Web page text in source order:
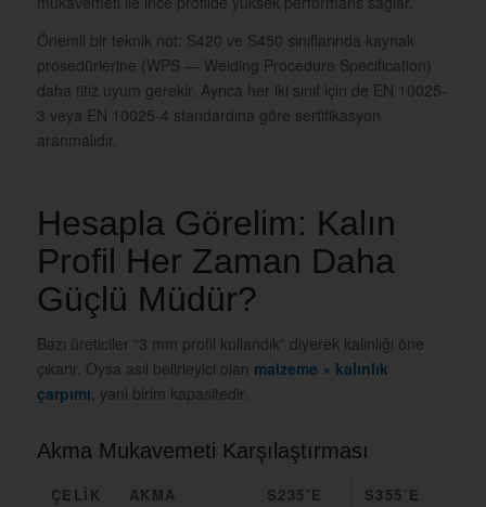
Önemli bir teknik not: S420 ve S450 sınıflarında kaynak
prosedürlerine (WPS — Welding Procedure Specification)
daha titiz uyum gerekir. Ayrıca her iki sınıf için de EN 10025-
3 veya EN 10025-4 standardına göre sertifikasyon
aranmalıdır.
Hesapla Görelim: Kalın
Profil Her Zaman Daha
Güçlü Müdür?
Bazı üreticiler “3 mm profil kullandık” diyerek kalınlığı öne
çıkarır. Oysa asıl belirleyici olan malzeme × kalınlık
çarpımı , yani birim kapasitedir.
Akma Mukavemeti Karşılaştırması
ÇELIK
AKMA
S235’E
S355’E